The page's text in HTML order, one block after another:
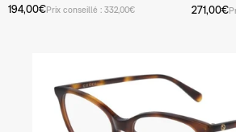
194,00€Prix conseillé : 332,00€
271,00€